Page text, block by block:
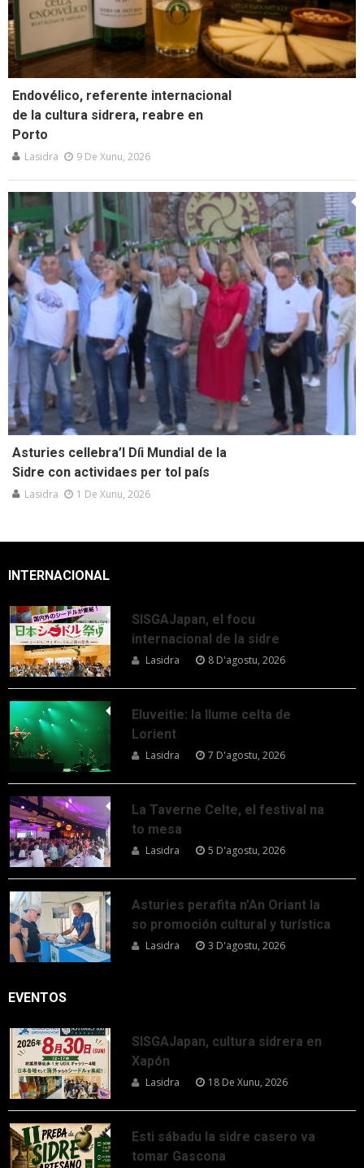
Endovélico, referente internacional
de la cultura sidrera, reabre en
Porto
Lasidra 9 De Xunu, 2026
Asturies cellebra’l Díi Mundial de la
Sidre con actividaes per tol país
Lasidra 1 De Xunu, 2026
INTERNACIONAL
SISGAJapan, el focu
internacional de la sidre
Lasidra 8 D'agostu, 2026
Eluveitie: la llume celta de
Lorient
Lasidra 7 D'agostu, 2026
La Taverne Celte, el festival na
to mesa
Lasidra 5 D'agostu, 2026
Asturies perafita n’An Oriant la
so promoción cultural y turística
Lasidra 3 D'agostu, 2026
EVENTOS
SISGAJapan, cultura sidrera en
Xapón
Lasidra 18 De Xunu, 2026
Esti sábadu la sidre casero va
tomar Gascona